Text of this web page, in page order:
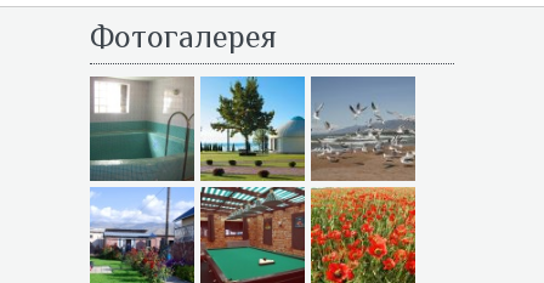
Фотогалерея